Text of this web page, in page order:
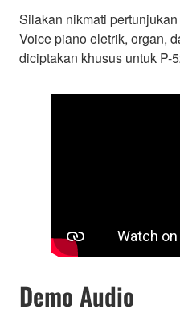
Silakan nikmati
Voice piano eletrik, organ,
diciptakan khusus untuk P-
Demo Audio